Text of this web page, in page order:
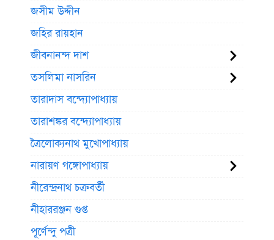
জসীম উদ্দীন
জহির রায়হান
জীবনানন্দ দাশ
তসলিমা নাসরিন
তারাদাস বন্দ্যোপাধ্যায়
তারাশঙ্কর বন্দ্যোপাধ্যায়
ত্রৈলোক্যনাথ মুখোপাধ্যায়
নারায়ণ গঙ্গোপাধ্যায়
নীরেন্দ্রনাথ চক্রবর্তী
নীহাররঞ্জন গুপ্ত
পূর্ণেন্দু পত্রী